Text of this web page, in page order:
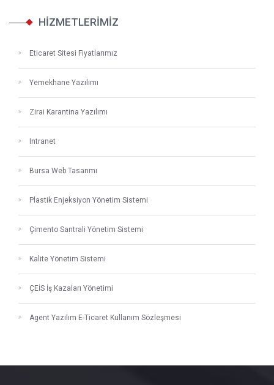
HİZMETLERİMİZ
Eticaret Sitesi Fiyatlarımız
Yemekhane Yazılımı
Zirai Karantina Yazılımı
Intranet
Bursa Web Tasarımı
Plastik Enjeksiyon Yönetim Sistemi
Çimento Santrali Yönetim Sistemi
Kalite Yönetim Sistemi
ÇEİS İş Kazaları Yönetimi
Agent Yazılım E-Ticaret Kullanım Sözleşmesi